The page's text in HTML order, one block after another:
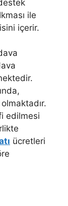
ile
içerir.
edilmesi
ücretleri